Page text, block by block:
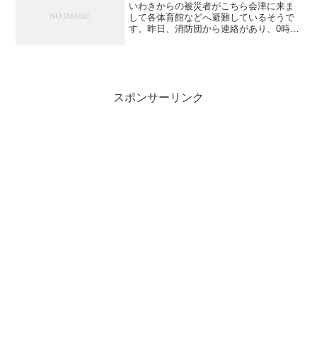
いわきからの被災者がこちら会津に来ま
して各体育館などへ避難しているそうで
す。昨日、消防団から連絡があり、0時か
スポンサーリンク